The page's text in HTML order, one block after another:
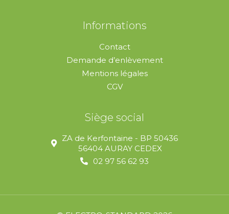
Informations
Contact
Demande d’enlèvement
Mentions légales
CGV
Siège social
ZA de Kerfontaine - BP 50436
56404 AURAY CEDEX
02 97 56 62 93